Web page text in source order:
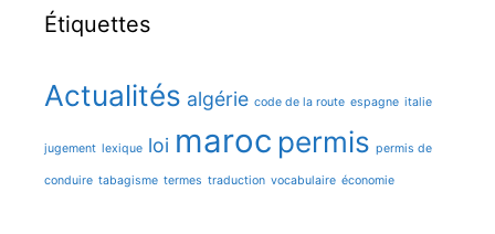
Étiquettes
Actualités algérie code de la route espagne italie
jugement lexique loi maroc permis permis de
conduire tabagisme termes traduction vocabulaire économie